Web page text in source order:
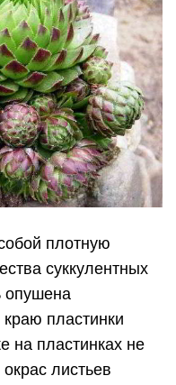
плотную
суккулентных
опушена
пластинки
на пластинках не
листьев